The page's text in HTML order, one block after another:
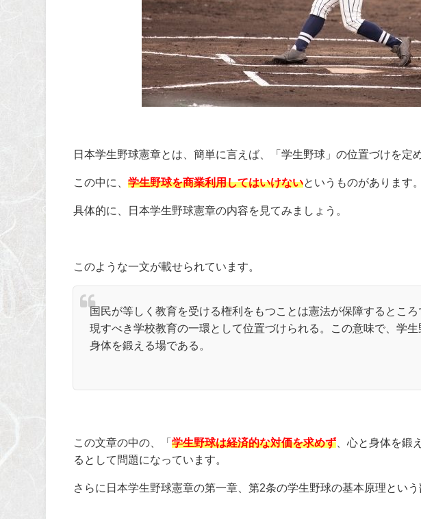
日本学生野球憲章とは、簡単に言えば、「学生野球」の位置づけを定
この中に、学生野球を商業利用してはいけないというものがあります。
具体的に、日本学生野球憲章の内容を見てみましょう。
このような一文が載せられています。
国民が等しく教育を受ける権利をもつことは憲法が保障するとこ
現すべき学校教育の一環として位置づけられる。この意味で、学
身体を鍛える場である。
この文章の中の、「学生野球は経済的な対価を求めず 、心と身体を鍛
るとして問題になっています。
さらに日本学生野球憲章の第一章、第2条の学生野球の基本原理とい